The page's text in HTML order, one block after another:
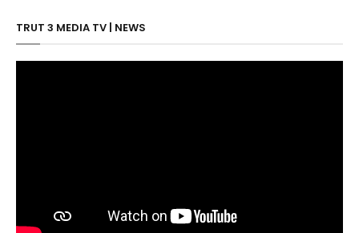
TRUT 3 MEDIA TV | NEWS